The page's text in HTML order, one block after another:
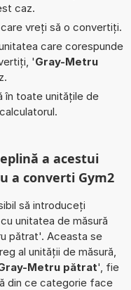
caz.
vreți să o convertiți.
care corespunde
'Gray-Metru
în toate unitățile de
a acestui
a converti Gym2
să introduceți
unitatea de măsură
pătrat'. Aceasta se
al unității de măsură,
Metru pătrat', fie
din ce categorie face